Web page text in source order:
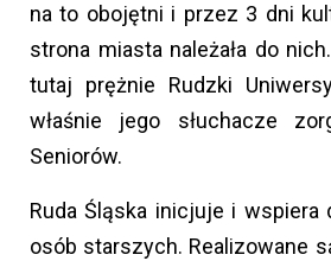
na to obojętni i przez 3 dni
strona miasta należała do
tutaj prężnie Rudzki
właśnie jego słuchacze
Seniorów.
Ruda Śląska inicjuje i wspiera
osób starszych. Realizowane